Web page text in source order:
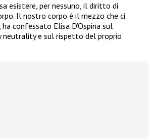
esistere, per nessuno, il diritto di
Il nostro corpo è il mezzo che ci
confessato Elisa D’Ospina sul
e sul rispetto del proprio